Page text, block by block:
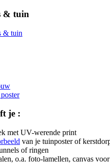
& tuin
& tuin
je :
met UV-werende print
van je tuinposter of
of ringen
o.a. foto-lamellen, canvas